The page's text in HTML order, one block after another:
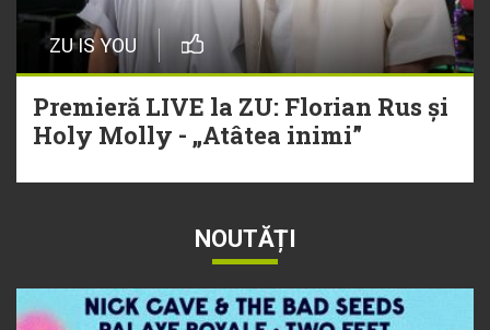
ZU IS YOU
Premieră LIVE la ZU: Florian Rus și
Holy Molly - „Atâtea inimi”
NOUTĂȚI